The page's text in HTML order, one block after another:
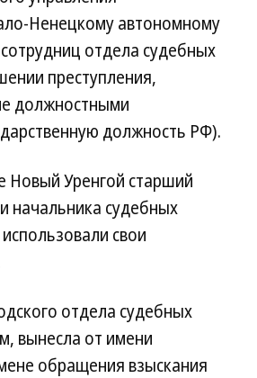
Ненецкому автономному
отдела судебных
преступления,
должностными
должность РФ).
Новый Уренгой старший
начальника судебных
свои
отдела судебных
вынесла от имени
обращения взыскания